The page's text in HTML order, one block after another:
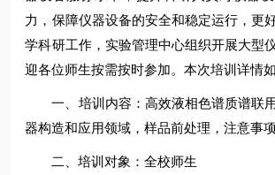
力，保障仪器设备的安全和稳定运行，更
学科研工作，实验管理中心组织开展大型
迎各位师生按需按时参加。本次培训详情如
一、培训内容：高效液相色谱质谱联
器构造和应用领域，样品前处理，注意事
二、培训对象：全校师生